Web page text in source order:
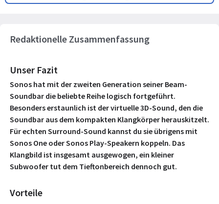
Redaktionelle Zusammenfassung
Unser Fazit
Sonos hat mit der zweiten Generation seiner Beam-
Soundbar die beliebte Reihe logisch fortgeführt.
Besonders erstaunlich ist der virtuelle 3D-Sound, den die
Soundbar aus dem kompakten Klangkörper herauskitzelt.
Für echten Surround-Sound kannst du sie übrigens mit
Sonos One oder Sonos Play-Speakern koppeln. Das
Klangbild ist insgesamt ausgewogen, ein kleiner
Subwoofer tut dem Tieftonbereich dennoch gut.
Vorteile